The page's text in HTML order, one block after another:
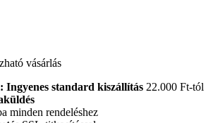
vásárlás
Ingyenes standard kiszállítás 22.000 Ft-tól
minden rendeléshez